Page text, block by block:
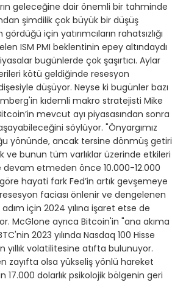
geleceğine dair önemli bir tahminde
şimdilik çok büyük bir düşüş
için yatırımcıların rahatsızlığı
ISM PMI beklentinin epey altındaydı
bugünlerde çok şaşırtıcı. Aylar
kötü geldiğinde resesyon
düşüyor. Neyse ki bugünler bazı
kıdemli makro stratejisti Mike
mevcut ayı piyasasından sonra
söylüyor. "Önyargımız
yönünde, ancak tersine dönmüş getiri
ve bunun tüm varlıklar üzerinde etkileri
devam etmeden önce 10.000-12.000
hayati fark Fed’in artık gevşemeye
faciası önlenir ve dengelenen
için 2024 yılına işaret etse de
McGlone ayrıca Bitcoin'in "ana akıma
2023 yılında Nasdaq 100 Hisse
yıllık volatilitesine atıfta bulunuyor.
zayıfta olsa yükseliş yönlü hareket
dolarlık psikolojik bölgenin geri